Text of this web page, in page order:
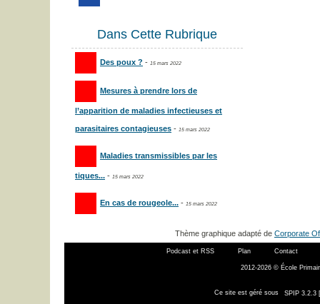
Dans Cette Rubrique
Des poux ? - 15 mars 2022
Mesures à prendre lors de
l’apparition de maladies infectieuses et
parasitaires contagieuses - 15 mars 2022
Maladies transmissibles par les
tiques... - 15 mars 2022
En cas de rougeole... - 15 mars 2022
Thème graphique adapté de Corporate
Podcast et RSS Plan Contact
2012-2026 © École
Ce site est géré sous SPIP 3.2.3